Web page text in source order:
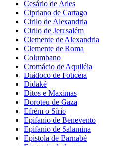
Cesário de Arles
Cipriano de Cartago
Cirilo de Alexandria
Cirilo de Jerusalém
Clemente de Alexandria
Clemente de Roma
Columbano
Cromácio de Aquiléia
Diádoco de Foticeia
Didaké
Ditos e Maximas
Doroteu de Gaza
Efrém o Sírio
Epifanio de Benevento
Epifanio de Salamina
Epistola de Barnabé